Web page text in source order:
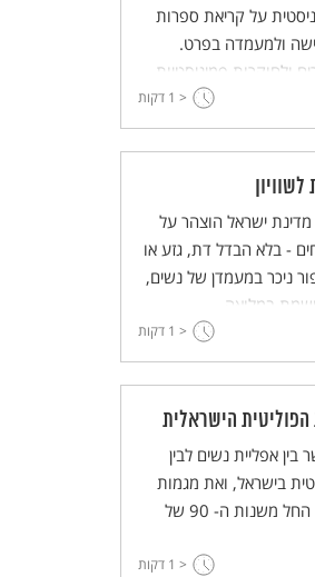
על קריאת ספרות
ולמעמדה בפרט.
ולחוקרות פמיניסטיות
העולות מקריאתן.
קריאה פמיניסטית של
לדעת המחברת, על
אקדמי של תלמוד'.
< 1 דקות
ישראל הוצהר על
- בלא הבדל דת, גזע או
ניכר במעמדן של נשים,
במלואה...
< 1 דקות
הפוליטית הישראלית
אפליית נשים לבין
בישראל, ואת מגמות
השינוי שחלו בנושא זה החל משנות ה- 90 של
< 1 דקות